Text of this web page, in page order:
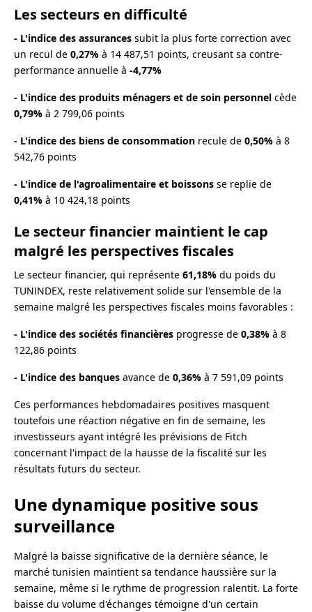
Les secteurs en difficulté
- L'indice des assurances subit la plus forte correction avec
un recul de 0,27% à 14 487,51 points, creusant sa contre-
performance annuelle à -4,77%
- L'indice des produits ménagers et de soin personnel cède
0,79% à 2 799,06 points
- L'indice des biens de consommation recule de 0,50% à 8
542,76 points
- L'indice de l'agroalimentaire et boissons se replie de
0,41% à 10 424,18 points
Le secteur financier maintient le cap
malgré les perspectives fiscales
Le secteur financier, qui représente 61,18% du poids du
TUNINDEX, reste relativement solide sur l'ensemble de la
semaine malgré les perspectives fiscales moins favorables :
- L'indice des sociétés financières progresse de 0,38% à 8
122,86 points
- L'indice des banques avance de 0,36% à 7 591,09 points
Ces performances hebdomadaires positives masquent
toutefois une réaction négative en fin de semaine, les
investisseurs ayant intégré les prévisions de Fitch
concernant l'impact de la hausse de la fiscalité sur les
résultats futurs du secteur.
Une dynamique positive sous
surveillance
Malgré la baisse significative de la dernière séance, le
marché tunisien maintient sa tendance haussière sur la
semaine, même si le rythme de progression ralentit. La forte
baisse du volume d'échanges témoigne d'un certain